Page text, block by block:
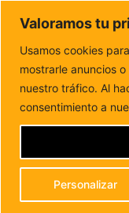
Valoramos tu
Usamos cookies
mostrarle anuncios
nuestro tráfico. Al
consentimiento a
Personalizar
Tu
Inicio
campaña de
PUERTO
DE